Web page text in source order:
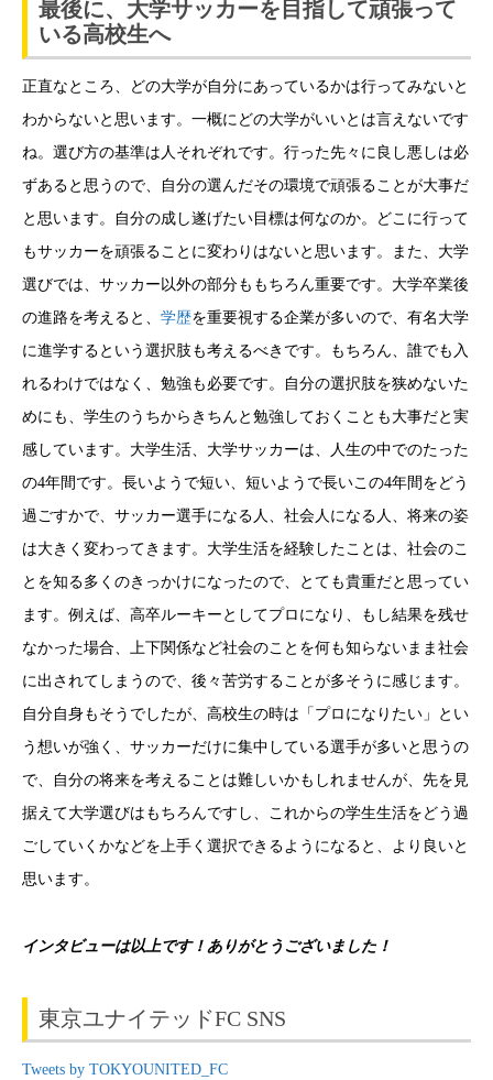
最後に、大学サッカーを目指して頑張って
いる高校生へ
正直なところ、どの大学が自分にあっているかは行ってみないと
わからないと思います。 一概にどの大学がいいとは言えないです
ね。選び方の基準は人それぞれです。 行った先々に良し悪しは必
ずあると思うので、自分の選んだその環境で頑張ることが大事だ
と思います。
自分の成し遂げたい目標は何なのか。
どこに行って
もサッカーを頑張ることに変わりはないと思います。
また、大学
選びでは、サッカー以外の部分ももちろん重要です。 大学卒業後
の進路を考えると、 学歴を重要視する企業が多いので、有名大学
に進学するという選択肢も考えるべきです。
もちろん、誰でも入
れるわけではなく、勉強も必要です。
自分の選択肢を狭めないた
めにも、学生のうちからきちんと勉強しておくことも大事だと実
感しています。 大学生活、大学サッカーは、人生の中でのたった
の4年間です。 長いようで短い、短いようで長いこの4年間をどう
過ごすかで、サッカー選手になる人、社会人になる人、将来の姿
は大きく変わってきます。 大学生活を経験したことは、社会のこ
とを知る多くのきっかけになったので、とても貴重だと思ってい
ます。 例えば、高卒ルーキーとしてプロになり、もし結果を残せ
なかった場合、上下関係など社会のことを何も知らないまま社会
に出されてしまうので、後々苦労することが多そうに感じます。
自分自身もそうでしたが、高校生の時は「プロになりたい」とい
う想いが強く、サッカーだけに集中している選手が多いと思うの
で、自分の将来を考えることは難しいかもしれませんが、先を見
据えて大学選びはもちろんですし、これからの学生生活をどう過
ごしていくかなどを上手く選択できるようになると、より良いと
思います。
インタビューは以上です！ありがとうございました！
東京ユナイテッドFC SNS
Tweets by TOKYOUNITED_FC